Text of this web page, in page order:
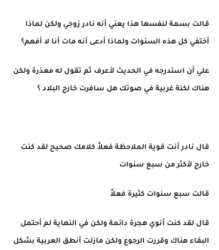
قالت بسمة لنفسها هذا يعني أنه نادر زوجي ولكن لماذا
أختفي كل هذه السنوات ولماذا أدعى أنه مات أنا لا أفهم؟
علي أن استدرجه في الحديث لأعرف ثم تقول له معذرة ولكن
هناك لكنة غربية في صوتك هل سافرت خارج البلاد ؟
قال نادر أنت قوية الملاحظة فعلاً كلامك صحيح لقد كنت
خارج لأكثر من سبع سنوات
قالت سبع سنوات كثيرة فعلاً
قال لقد كنت أنوي هجرة دائمة ولكن في النهاية لم أحتمل
البقاء هناك وقررت الرجوع ولكن مازلت أنطق العربية بشكل